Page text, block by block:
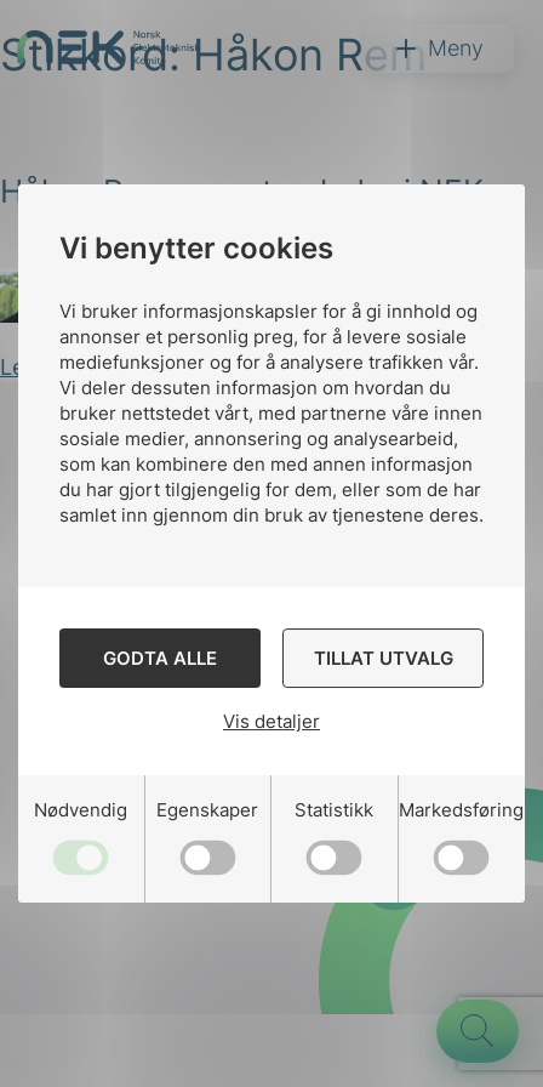
Vi benytter cookies
Vi bruker informasjonskapsler for å gi innhold og
annonser et personlig preg, for å levere sosiale
mediefunksjoner og for å analysere trafikken vår.
Vi deler dessuten informasjon om hvordan du
bruker nettstedet vårt, med partnerne våre innen
sosiale medier, annonsering og analysearbeid,
som kan kombinere den med annen informasjon
du har gjort tilgjengelig for dem, eller som de har
samlet inn gjennom din bruk av tjenestene deres.
GODTA ALLE TILLAT UTVALG
Vis detaljer
Nødvendig Egenskaper Statistikk Markedsføring
Hopp
til
NEK Meny
Søk
Stikkord:Håkon Rem
Håkon Rem – ny styreleder i NEK
Arild Kjærnli Publisert 27.02.2024
Les innlegg
Bruk av Cookies
Designed and developed
Til
toppen